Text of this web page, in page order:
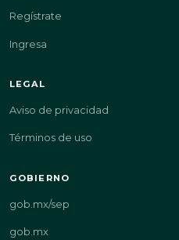
Regístrate
Ingresa
LEGAL
Aviso de privacidad
Términos de uso
GOBIERNO
gob.mx/sep
gob.mx